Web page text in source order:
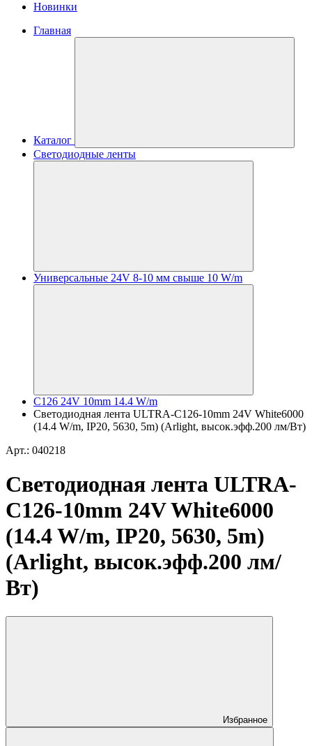
Новинки
Главная
Каталог
Светодиодные ленты
Универсальные 24V 8-10 мм свыше 10 W/m
C126 24V 10mm 14.4 W/m
Светодиодная лента ULTRA-C126-10mm 24V White6000
(14.4 W/m, IP20, 5630, 5m) (Arlight, высок.эфф.200 лм/Вт)
Арт.: 040218
Светодиодная лента ULTRA-
C126-10mm 24V White6000
(14.4 W/m, IP20, 5630, 5m)
(Arlight, высок.эфф.200 лм/
Вт)
Избранное